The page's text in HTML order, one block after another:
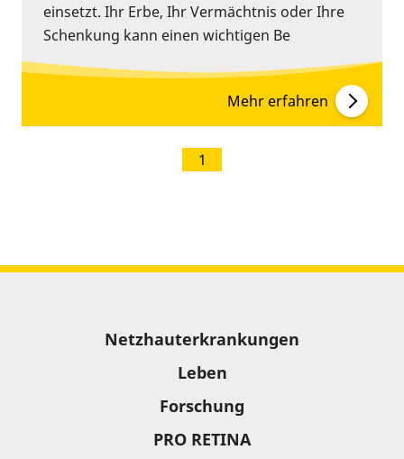
einsetzt. Ihr Erbe, Ihr Vermächtnis oder Ihre
Schenkung kann einen wichtigen Be
Mehr erfahren
1
Netzhauterkrankungen
Leben
Forschung
PRO RETINA